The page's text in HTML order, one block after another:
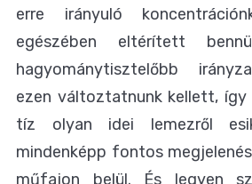
erre irányuló
egészében eltérített
hagyománytisztelőbb
ezen változtatnunk kellett, így
tíz olyan idei lemezről
mindenképp fontos
műfajon belül. És legyen